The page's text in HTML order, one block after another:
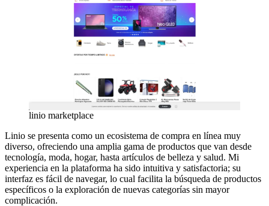
linio marketplace
Linio se presenta como un ecosistema de compra en línea muy
diverso, ofreciendo una amplia gama de productos que van desde
tecnología, moda, hogar, hasta artículos de belleza y salud. Mi
experiencia en la plataforma ha sido intuitiva y satisfactoria; su
interfaz es fácil de navegar, lo cual facilita la búsqueda de productos
específicos o la exploración de nuevas categorías sin mayor
complicación.